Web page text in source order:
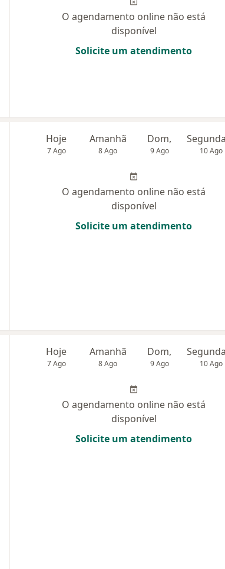
O agendamento online não está
disponível
Solicite um atendimento
Hoje
7 Ago
Amanhã
8 Ago
Dom,
9 Ago 10 Ago
O agendamento online não está
disponível
Solicite um atendimento
Hoje
7 Ago
Amanhã
8 Ago
Dom,
9 Ago 10 Ago
O agendamento online não está
disponível
Solicite um atendimento